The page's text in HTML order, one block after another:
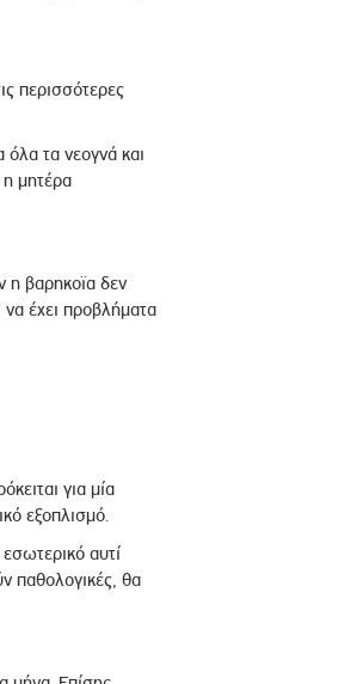
περισσότερες
όλα τα νεογνά και
μητέρα
η βαρηκοϊα δεν
να έχει προβλήματα
για μία
εξοπλισμό.
αυτί
παθολογικές, θα